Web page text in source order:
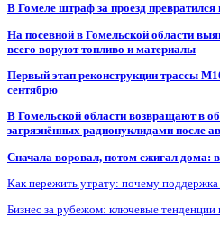
В Гомеле штраф за проезд превратился
На посевной в Гомельской области
всего воруют топливо и материалы
Первый этап реконструкции трассы
сентябрю
В Гомельской области возвращают в
загрязнённых радионуклидами после
Сначала воровал, потом сжигал дома:
Как пережить утрату: почему
Бизнес за рубежом: ключевые